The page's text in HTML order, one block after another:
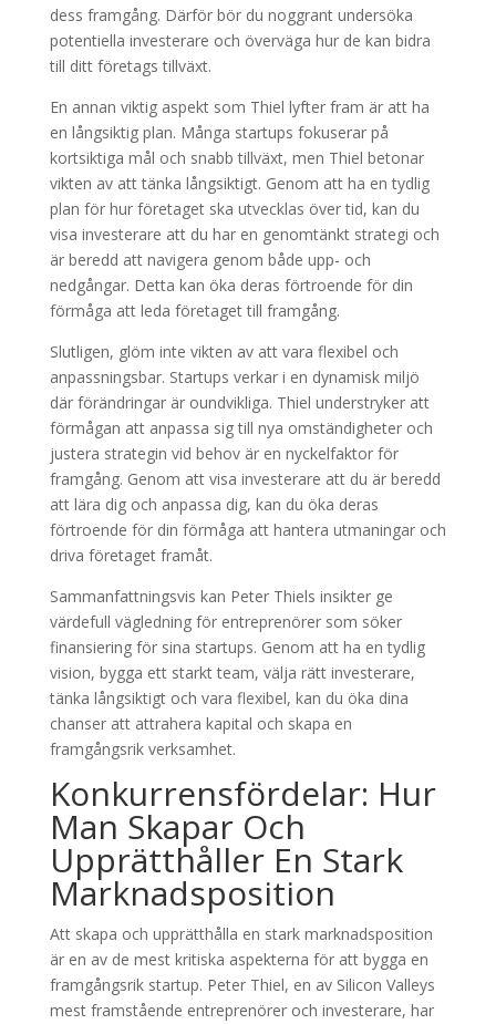
dess framgång. Därför bör du noggrant undersöka
potentiella investerare och överväga hur de kan bidra
till ditt företags tillväxt.
En annan viktig aspekt som Thiel lyfter fram är att ha
en långsiktig plan. Många startups fokuserar på
kortsiktiga mål och snabb tillväxt, men Thiel betonar
vikten av att tänka långsiktigt. Genom att ha en tydlig
plan för hur företaget ska utvecklas över tid, kan du
visa investerare att du har en genomtänkt strategi och
är beredd att navigera genom både upp- och
nedgångar. Detta kan öka deras förtroende för din
förmåga att leda företaget till framgång.
Slutligen, glöm inte vikten av att vara flexibel och
anpassningsbar. Startups verkar i en dynamisk miljö
där förändringar är oundvikliga. Thiel understryker att
förmågan att anpassa sig till nya omständigheter och
justera strategin vid behov är en nyckelfaktor för
framgång. Genom att visa investerare att du är beredd
att lära dig och anpassa dig, kan du öka deras
förtroende för din förmåga att hantera utmaningar och
driva företaget framåt.
Sammanfattningsvis kan Peter Thiels insikter ge
värdefull vägledning för entreprenörer som söker
finansiering för sina startups. Genom att ha en tydlig
vision, bygga ett starkt team, välja rätt investerare,
tänka långsiktigt och vara flexibel, kan du öka dina
chanser att attrahera kapital och skapa en
framgångsrik verksamhet.
Konkurrensfördelar: Hur
Man Skapar Och
Upprätthåller En Stark
Marknadsposition
Att skapa och upprätthålla en stark marknadsposition
är en av de mest kritiska aspekterna för att bygga en
framgångsrik startup. Peter Thiel, en av Silicon Valleys
mest framstående entreprenörer och investerare, har